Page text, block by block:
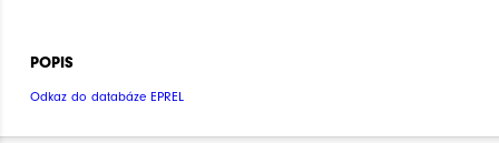
POPIS
Odkaz do databáze EPREL